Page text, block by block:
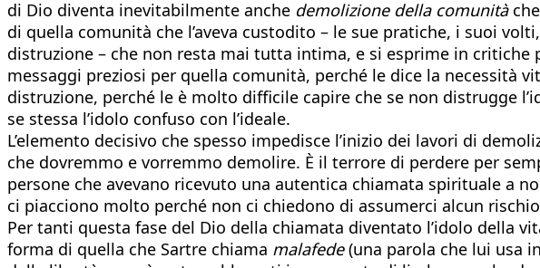
di Dio diventa inevitabilmente anche demolizione della comunitàche
di quella comunità che l’aveva custodito – le sue pratiche, i suoi
distruzione – che non resta mai tutta intima, e si esprime in
messaggi preziosi per quella comunità, perché le dice la necessità
distruzione, perché le è molto difficile capire che se non distrugge
se stessa l’idolo confuso con l’ideale.
L’elemento decisivo che spesso impedisce l’inizio dei lavori di
che dovremmo e vorremmo demolire. È il terrore di perdere per
persone che avevano ricevuto una autentica chiamata spirituale a
ci piacciono molto perché non ci chiedono di assumerci alcun
Per tanti questa fase del Dio della chiamata diventato l’idolo della
forma di quella che Sartre chiama malafede(una parola che lui usa